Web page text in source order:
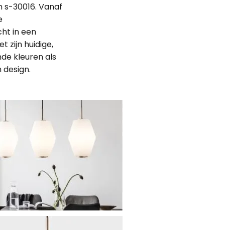
30016. Vanaf
in een
zijn huidige,
kleuren als